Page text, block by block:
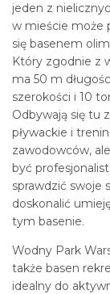
jeden z
w mieście może
się basenem
Który zgodnie z
ma 50 m
szerokości i 10
Odbywają się tu
pływackie i
zawodowców,
być
sprawdzić swoje
doskonalić
tym basenie.
Wodny Park
także basen
idealny do